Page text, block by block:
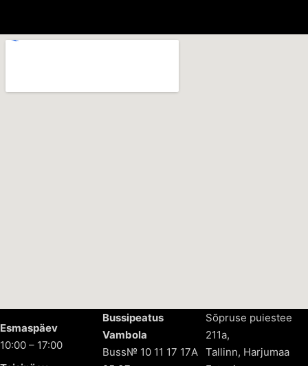
Esmaspäev
10:00 – 17:00
Bussipeatus
Vambola
Buss№ 10 11 17 17А
Sõpruse puiestee
211a,
Tallinn, Harjumaa